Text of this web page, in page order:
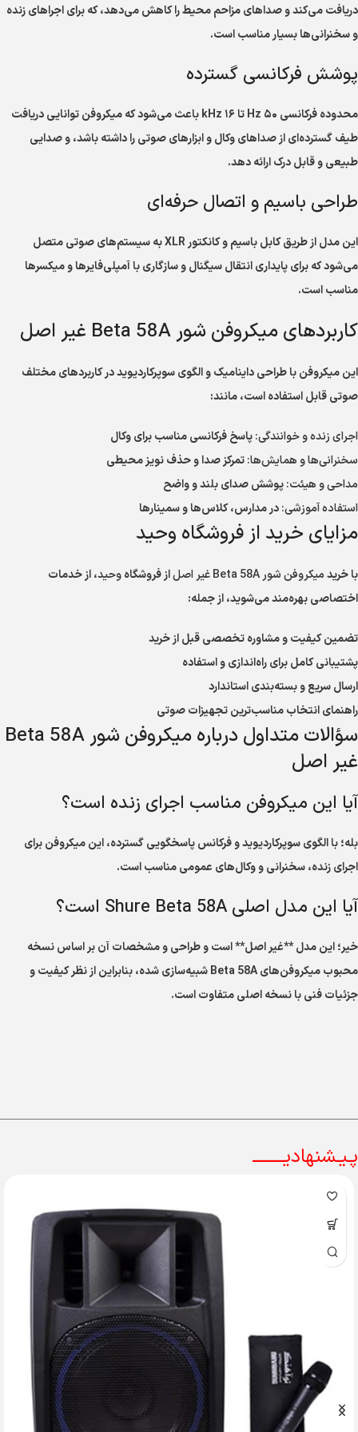
دریافت می‌کند و صداهای مزاحم محیط را کاهش می‌دهد، که برای اجراهای زنده
و سخنرانی‌ها بسیار مناسب است.
پوشش فرکانسی گسترده
محدوده فرکانسی ۵۰ Hz تا ۱۶ kHz باعث می‌شود که میکروفن توانایی دریافت
طیف گسترده‌ای از صداهای وکال و ابزارهای صوتی را داشته باشد، و صدایی
طبیعی و قابل درک ارائه دهد.
طراحی باسیم و اتصال حرفه‌ای
این مدل از طریق کابل باسیم و کانکتور XLR به سیستم‌های صوتی متصل
می‌شود که برای پایداری انتقال سیگنال و سازگاری با آمپلی‌فایرها و میکسرها
مناسب است.
کاربردهای میکروفن شور Beta 58A غیر اصل
این میکروفن با طراحی داینامیک و الگوی سوپرکاردیوید در کاربردهای مختلف
صوتی قابل استفاده است، مانند:
اجرای زنده و خوانندگی:پاسخ فرکانسی مناسب برای وکال
سخنرانی‌ها و همایش‌ها:تمرکز صدا و حذف نویز محیطی
مداحی و هیئت:پوشش صدای بلند و واضح
استفاده آموزشی:در مدارس، کلاس‌ها و سمینارها
مزایای خرید از فروشگاه وحید
با خریدمیکروفن شور Beta 58A غیر اصل از فروشگاهوحید، از خدمات
اختصاصی بهره‌مند می‌شوید، از جمله:
تضمین کیفیت و مشاوره تخصصی قبل از خرید
پشتیبانی کامل برای راه‌اندازی و استفاده
ارسال سریع و بسته‌بندی استاندارد
راهنمای انتخاب مناسب‌ترین تجهیزات صوتی
سؤالات متداول درباره میکروفن شور Beta 58A
غیر اصل
آیا این میکروفن مناسب اجرای زنده است؟
بله؛ با الگوی سوپرکاردیوید و فرکانس پاسخگویی گسترده، این میکروفن برای
اجرای زنده، سخنرانی و وکال‌های عمومی مناسب است.
آیا این مدل اصلی Shure Beta 58A است؟
خیر؛ این مدل **غیر اصل** است و طراحی و مشخصات آن بر اساس نسخه
محبوب میکروفن‌های Beta 58A شبیه‌سازی شده، بنابراین از نظر کیفیت و
جزئیات فنی با نسخه اصلی متفاوت است.
پـیـشنهادیــــــــ